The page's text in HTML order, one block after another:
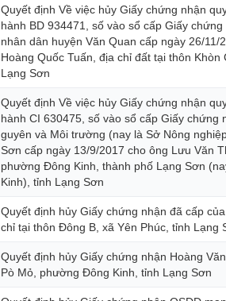
Quyết định Về việc hủy Giấy chứng nhận
hành BD 934471, số vào sổ cấp Giấy
nhân dân huyện Văn Quan cấp ngày 26/11/
Hoàng Quốc Tuấn, địa chỉ đất tại thôn Khòn
Lạng Sơn
Quyết định Về việc hủy Giấy chứng nhận
hành CI 630475, số vào sổ cấp Giấy chứng
guyên và Môi trường (nay là Sở Nông
Sơn cấp ngày 13/9/2017 cho ông Lưu Văn
phường Đông Kinh, thành phố Lạng Sơn
Kinh), tỉnh Lạng Sơn
Quyết định hủy Giấy chứng nhận đã cấp
chỉ tại thôn Đông B, xã Yên Phúc, tỉnh Lạng
Quyết định hủy Giấy chứng nhận Hoàng
Pò Mỏ, phường Đông Kinh, tỉnh Lạng Sơn